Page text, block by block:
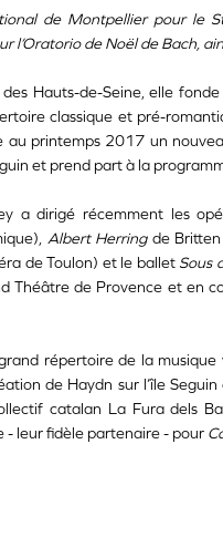
de Montpellier pour le
l’Oratorio de Noëlde Bach,
Hauts-de-Seine, elle
classique et pré-
au printemps 2017 un
et prend part à la
a dirigé récemment les
Albert Herringde Britten
de Toulon) et le ballet Sous
Théâtre de Provence et en
répertoire de la
de Haydn sur l’île
catalan La Fura dels
- leur fidèle partenaire - pour